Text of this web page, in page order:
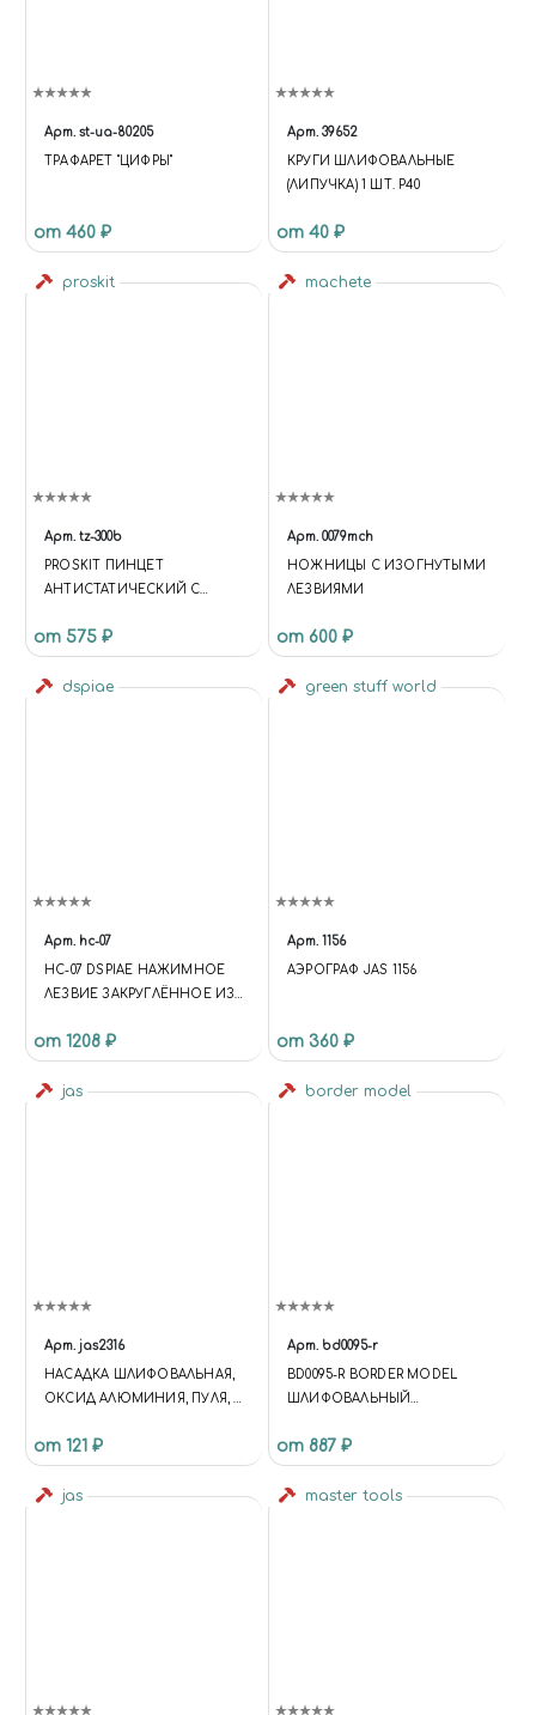
Арт. st-ua-80205
ТРАФАРЕТ "ЦИФРЫ"
от 460 ₽
Арт. 39652
КРУГИ ШЛИФОВАЛЬНЫЕ
(ЛИПУЧКА) 1 ШТ. Р40
от 40 ₽
proskit
Арт. tz-300b
PROSKIT ПИНЦЕТ
АНТИСТАТИЧЕСКИЙ С
(125ММ)
от 575 ₽
machete
Арт. 0079mch
НОЖНИЦЫ С ИЗОГНУТЫМИ
ЛЕЗВИЯМИ
от 600 ₽
dspiae
Арт. hc-07
HC-07 DSPIAE НАЖИМНОЕ
ЛЕЗВИЕ ЗАКРУГЛЁННОЕ ИЗ
ММ
от 1208 ₽
green stuff world
Арт. 1156
АЭРОГРАФ JAS 1156
от 360 ₽
jas
Арт. jas2316
НАСАДКА ШЛИФОВАЛЬНАЯ,
ОКСИД АЛЮМИНИЯ, ПУЛЯ, 6
от 121 ₽
border model
Арт. bd0095-r
BD0095-R BORDER MODEL
ШЛИФОВАЛЬНЫЙ
КРАСНЫЙ МЕЛКОЙ
ЗЕРНИСТОСТИ
от 887 ₽
jas master tools